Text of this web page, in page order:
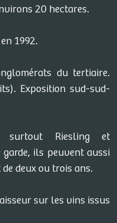
20 hectares.
1992.
du tertiaire.
Exposition sud-sud-
surtout Riesling et
ils peuvent aussi
deux ou trois ans.
sur les vins issus